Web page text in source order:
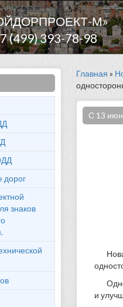
М»
(499) 393-78-98
дорог
знаков
Главная »
С 13
и